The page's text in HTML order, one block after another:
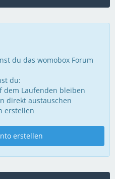
du das womobox Forum
du:
dem Laufenden bleiben
direkt austauschen
erstellen
erstellen